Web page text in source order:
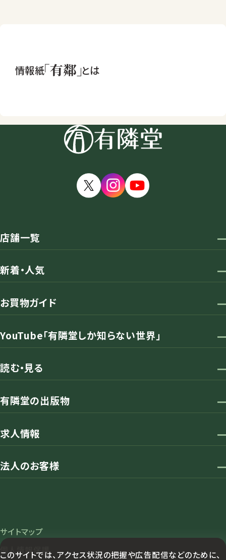
このサイトでは、アクセス状況の把握や広告配信などのために、
情報紙 とは
店舗一覧
新着・人気
お買物ガイド
YouTube「有隣堂しか知らない世界」
読む・見る
有隣堂の出版物
求人情報
法人のお客様
サイトマップ
個人情報保護